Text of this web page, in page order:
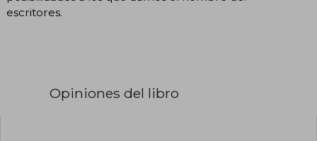
escritores.
Opiniones del libro